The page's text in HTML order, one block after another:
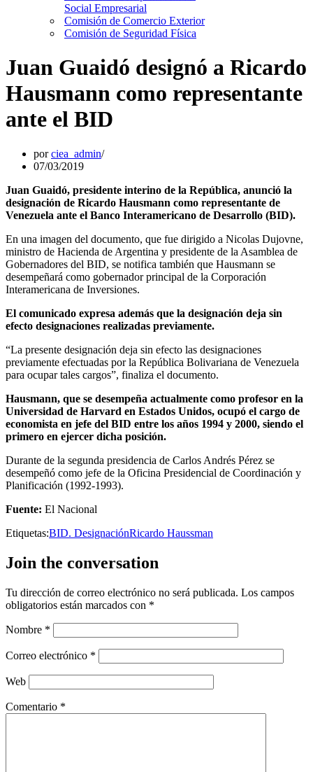
Social Empresarial
Comisión de Comercio Exterior
Comisión de Seguridad Física
Juan Guaidó designó a Ricardo
Hausmann como representante
ante el BID
porciea_admin
07/03/2019
Juan Guaidó, presidente interino de la República, anunció la
designación de Ricardo Hausmann como representante de
Venezuela ante el Banco Interamericano de Desarrollo (BID).
En una imagen del documento, que fue dirigido a Nicolas Dujovne,
ministro de Hacienda de Argentina y presidente de la Asamblea de
Gobernadores del BID, se notifica también que Hausmann se
desempeñará como gobernador principal de la Corporación
Interamericana de Inversiones.
El comunicado expresa además que la designación deja sin
efecto designaciones realizadas previamente.
“La presente designación deja sin efecto las designaciones
previamente efectuadas por la República Bolivariana de Venezuela
para ocupar tales cargos”, finaliza el documento.
Hausmann, que se desempeña actualmente como profesor en la
Universidad de Harvard en Estados Unidos, ocupó el cargo de
economista en jefe del BID entre los años 1994 y 2000, siendo el
primero en ejercer dicha posición.
Durante de la segunda presidencia de Carlos Andrés Pérez se
desempeñó como jefe de la Oficina Presidencial de Coordinación y
Planificación (1992-1993).
Fuente: El Nacional
Etiquetas:BID. DesignaciónRicardo Haussman
Join the conversation
Tu dirección de correo electrónico no será publicada. Los campos
obligatorios están marcados con *
Nombre *
Correo electrónico *
Web
Comentario *